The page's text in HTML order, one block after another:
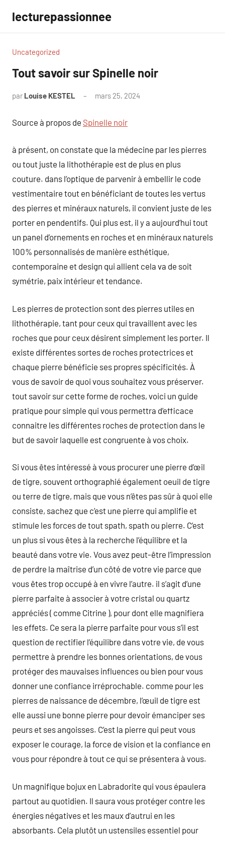
contenu
lecturepassionnee
Uncategorized
Tout savoir sur Spinelle noir
par Louise KESTEL mars 25, 2024
Source à propos de Spinelle noir
à présent, on constate que la médecine par les pierres
ou tout juste la lithothérapie est de plus en plus
couture. dans l’optique de parvenir à embellir le code
vestimentaire tout en bénéficiant de toutes les vertus
des pierres et minéraux naturels, il convient juste de les
porter en pendentifs. Qui plus est, il y a aujourd’hui tout
un panel d’ornements en roches et en minéraux naturels
100% personnalisés de manière esthétique,
contemporaine et design qui allient cela va de soit
symétrie, paix intérieur et tendance.
Les pierres de protection sont des pierres utiles en
lithothérapie, tant pour ceux qui travaillent avec les
roches que pour ceux désirent simplement les porter. Il
existe différentes sortes de roches protectrices et
chaque pierre bénéficie ses propres spécificités. À
vous de savoir de quoi vous souhaitez vous préserver.
tout savoir sur cette forme de roches, voici un guide
pratique pour simple qui vous permettra d’efficace
connaitre les différentes roches de protection dans le
but de savoir laquelle est congruente à vos choix.
Si vous êtes intéressé à vous procurer une pierre d’œil
de tigre, souvent orthographié également oeuil de tigre
ou terre de tigre, mais que vous n’êtes pas sûr à quoi elle
consiste, sachez que c’est une pierre qui amplifie et
stimule les forces de tout spath, spath ou pierre. C’est
un plus si vous êtes à la recherche l’équilibre et la
beauté dans votre vie. Vous avez peut-être l’impression
de perdre la maîtrise d’un côté de votre vie parce que
vous êtes trop occupé à en vivre l’autre. il s’agit d’une
pierre parfaite à associer à votre cristal ou quartz
appréciés ( comme Citrine ), pour dont elle magnifiera
les effets. Ce sera la pierre parfaite pour vous s’il est
question de rectifier l’équilibre dans votre vie, de vous
permettre à prendre les bonnes orientations, de vous
protéger des mauvaises influences ou bien pour vous
donner une confiance irréprochable. comme pour les
pierres de naissance de décembre, l’œuil de tigre est
elle aussi une bonne pierre pour devoir émanciper ses
peurs et ses angoisses. C’est la pierre qui peut vous
exposer le courage, la force de vision et la confiance en
vous pour répondre à tout ce qui se présentera à vous.
Un magnifique bojux en Labradorite qui vous épaulera
partout au quotidien. Il saura vous protéger contre les
énergies négatives et les maux d’autrui en les
absorbants. Cela plutôt un ustensiles essentiel pour